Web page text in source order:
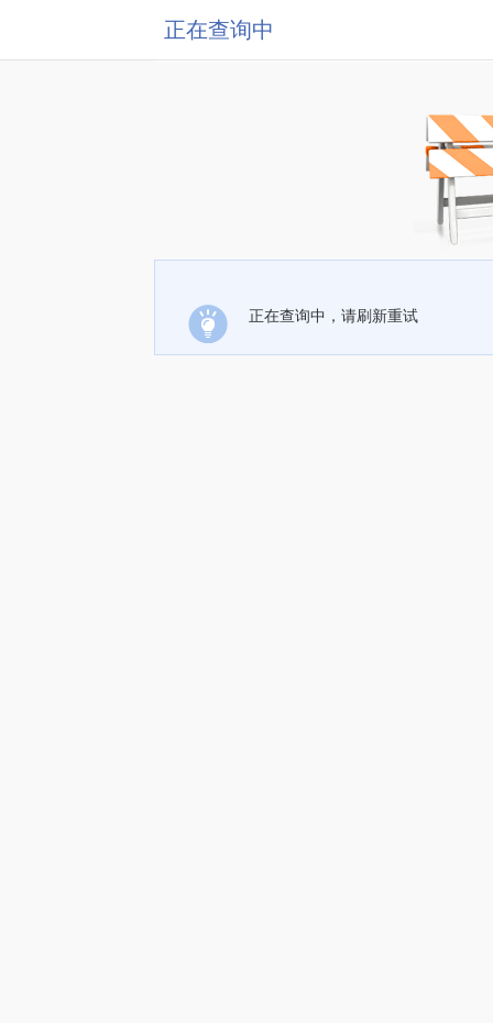
正在查询中
正在查询中，请刷新重试